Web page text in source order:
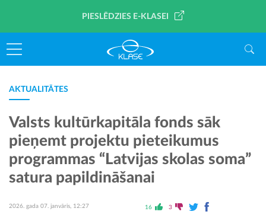
PIESLĒDZIES E-KLASEI
AKTUALITĀTES
Valsts kultūrkapitāla fonds sāk
pieņemt projektu pieteikumus
programmas “Latvijas skolas soma”
satura papildināšanai
2026. gada 07. janvāris, 12:27 16 3